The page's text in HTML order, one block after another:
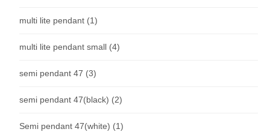
multi lite pendant (1)
multi lite pendant small (4)
semi pendant 47 (3)
semi pendant 47(black) (2)
Semi pendant 47(white) (1)